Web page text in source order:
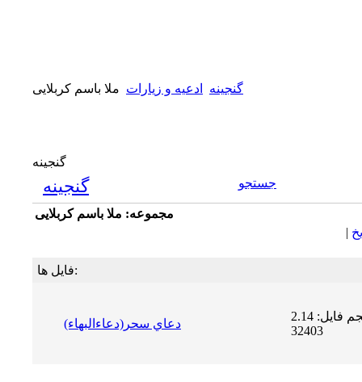
گنجینه ادعیه و زیارات ملا باسم کربلایی
گنجینه
گنجینه جستجو
مجموعه: ملا باسم کربلایی
|
فایل ها:
دعاي سحر(دعاءالبهاء)
حجم فایل: 2.14 MB | دریافت ها:
32403